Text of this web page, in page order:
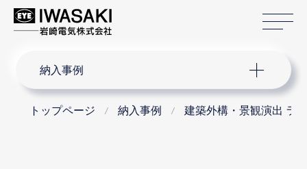
納入事例
トップページ 納入事例 建築外構・景観演出 ラ